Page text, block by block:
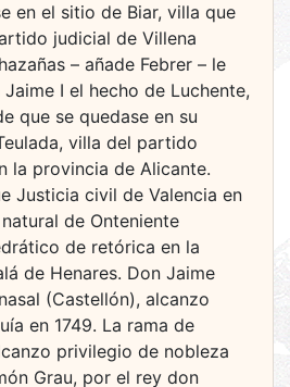
en el sitio de Biar, villa que
judicial de Villena
– añade Febrer – le
I el hecho de Luchente,
que se quedase en su
villa del partido
la provincia de Alicante.
Justicia civil de Valencia en
de Onteniente
de retórica en la
de Henares. Don Jaime
(Castellón), alcanzo
en 1749. La rama de
privilegio de nobleza
Grau, por el rey don